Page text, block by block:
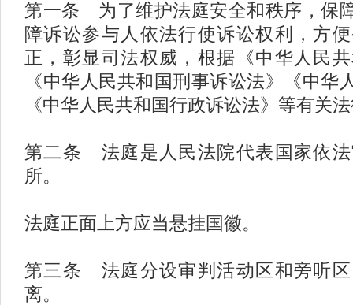
第一条 为了维护法庭安全和秩序，保
障诉讼参与人依法行使诉讼权利，方
正，彰显司法权威，根据《中华人民
《中华人民共和国刑事诉讼法》《中华
《中华人民共和国行政诉讼法》等有关
第二条 法庭是人民法院代表国家依
所。
法庭正面上方应当悬挂国徽。
第三条 法庭分设审判活动区和旁听
离。